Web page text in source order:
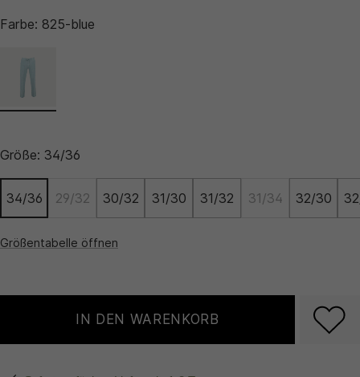
Farbe: 825-blue
Größe: 34/36
34/36 29/32 30/32 31/30 31/32 31/34 32/30
Größentabelle öffnen
IN DEN WARENKORB